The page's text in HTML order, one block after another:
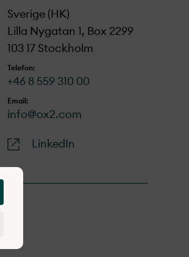
Sverige (HK)
Lilla Nygatan 1, Box 2299
103 17 Stockholm
Telefon:
+46 8 559 310 00
Email:
info@ox2.com
LinkedIn